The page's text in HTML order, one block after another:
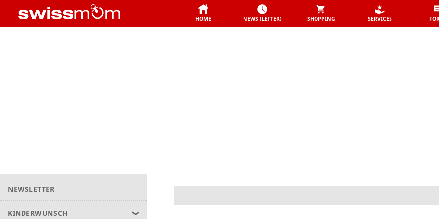
HOME NEWS (LETTER) SHOPPING SERVICES
NEWSLETTER
KINDERWUNSCH